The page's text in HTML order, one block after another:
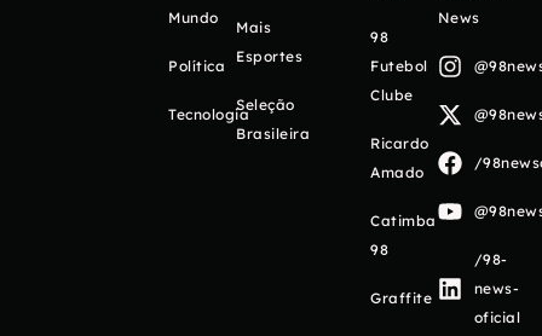
Mundo
Política
Tecnologia
Mais
Esportes
Seleção
Brasileira
98
Futebol
Clube
Ricardo
Amado
Catimba
98
Graffite
News
/
/98-
news-
oficial